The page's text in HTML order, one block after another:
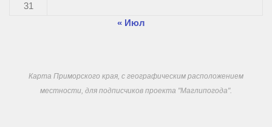
31
« Июл
Карта Приморского края, с географическим расположением
местности, для подписчиков проекта "Маглипогода".